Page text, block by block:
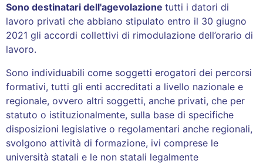
Sono destinatari dell'agevolazione tutti i datori di
lavoro privati che abbiano stipulato entro il 30 giugno
2021 gli accordi collettivi di rimodulazione dell’orario di
lavoro.
Sono individuabili come soggetti erogatori dei percorsi
formativi, tutti gli enti accreditati a livello nazionale e
regionale, ovvero altri soggetti, anche privati, che per
statuto o istituzionalmente, sulla base di specifiche
disposizioni legislative o regolamentari anche regionali,
svolgono attività di formazione, ivi comprese le
università statali e le non statali legalmente